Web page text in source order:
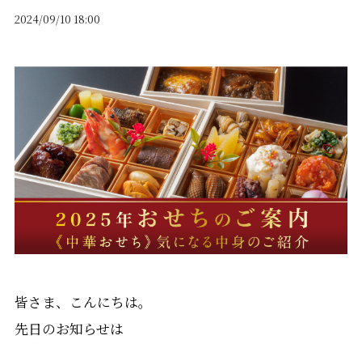
2024/09/10 18:00
皆さま、こんにちは。
先日のお知らせは